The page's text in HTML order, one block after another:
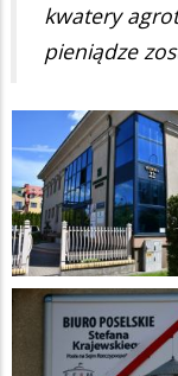
kwatery
pieniądze